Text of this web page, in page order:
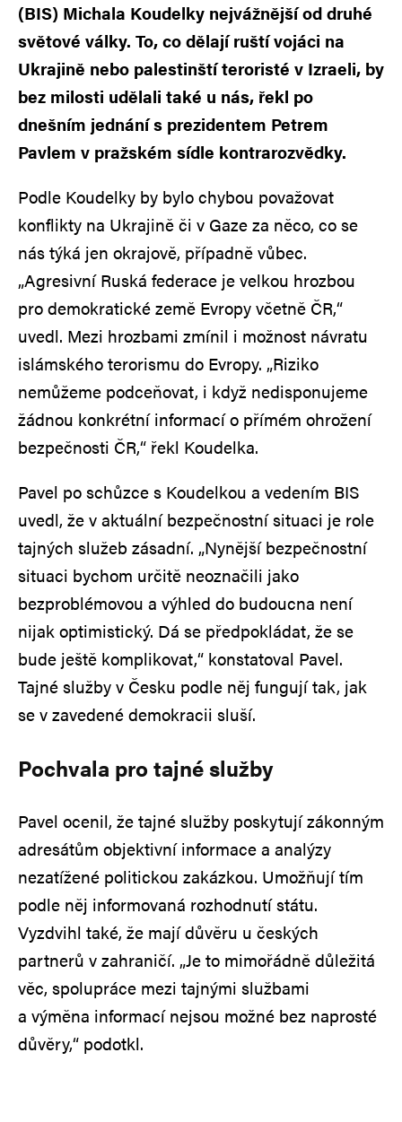
(BIS) Michala Koudelky nejvážnější od druhé
světové války. To, co dělají ruští vojáci na
Ukrajině nebo palestinští teroristé v Izraeli, by
bez milosti udělali také u nás, řekl po
dnešním jednání s prezidentem Petrem
Pavlem v pražském sídle kontrarozvědky.
Podle Koudelky by bylo chybou považovat
konflikty na Ukrajině či v Gaze za něco, co se
nás týká jen okrajově, případně vůbec.
„Agresivní Ruská federace je velkou hrozbou
pro demokratické země Evropy včetně ČR,“
uvedl. Mezi hrozbami zmínil i možnost návratu
islámského terorismu do Evropy. „Riziko
nemůžeme podceňovat, i když nedisponujeme
žádnou konkrétní informací o přímém ohrožení
bezpečnosti ČR,“ řekl Koudelka.
Pavel po schůzce s Koudelkou a vedením BIS
uvedl, že v aktuální bezpečnostní situaci je role
tajných služeb zásadní. „Nynější bezpečnostní
situaci bychom určitě neoznačili jako
bezproblémovou a výhled do budoucna není
nijak optimistický. Dá se předpokládat, že se
bude ještě komplikovat,“ konstatoval Pavel.
Tajné služby v Česku podle něj fungují tak, jak
se v zavedené demokracii sluší.
Pochvala pro tajné služby
Pavel ocenil, že tajné služby poskytují zákonným
adresátům objektivní informace a analýzy
nezatížené politickou zakázkou. Umožňují tím
podle něj informovaná rozhodnutí státu.
Vyzdvihl také, že mají důvěru u českých
partnerů v zahraničí. „Je to mimořádně důležitá
věc, spolupráce mezi tajnými službami
a výměna informací nejsou možné bez naprosté
důvěry,“ podotkl.